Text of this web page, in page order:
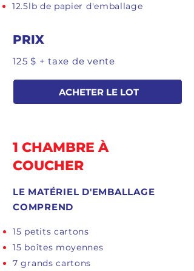
12.5lb de papier d'emballage
PRIX
125 $ + taxe de vente
ACHETER LE LOT
1 CHAMBRE À
COUCHER
LE MATÉRIEL D'EMBALLAGE
COMPREND
15 petits cartons
15 boîtes moyennes
7 grands cartons